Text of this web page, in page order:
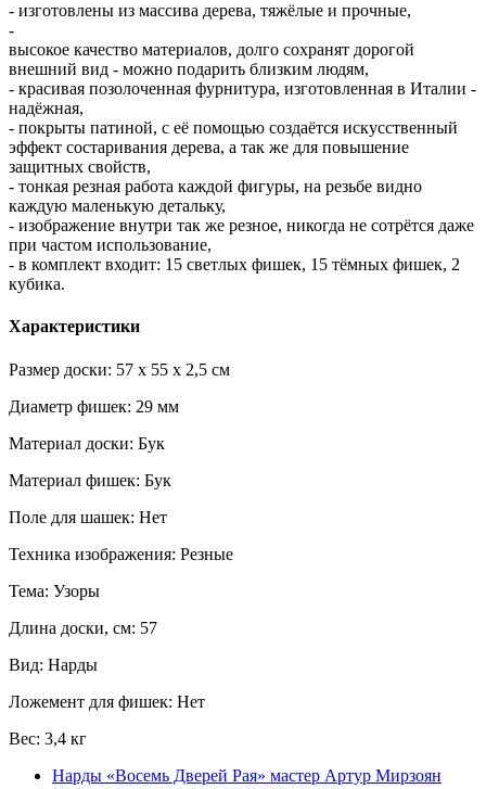
- изготовлены из массива дерева, тяжёлые и прочные,
-
высокое качество материалов, долго сохранят дорогой
внешний вид - можно подарить близким людям,
- красивая позолоченная фурнитура, изготовленная в Италии -
надёжная,
- покрыты патиной, с её помощью создаётся искусственный
эффект состаривания дерева, а так же для повышение
защитных свойств,
- тонкая резная работа каждой фигуры, на резьбе видно
каждую маленькую детальку,
- изображение внутри так же резное, никогда не сотрётся даже
при частом использование,
- в комплект входит: 15 светлых фишек, 15 тёмных фишек, 2
кубика.
Характеристики
Размер доски: 57 x 55 x 2,5 см
Диаметр фишек: 29 мм
Материал доски: Бук
Материал фишек: Бук
Поле для шашек: Нет
Техника изображения: Резные
Тема: Узоры
Длина доски, см: 57
Вид: Нарды
Ложемент для фишек: Нет
Вес: 3,4 кг
Нарды «Восемь Дверей Рая» мастер Артур Мирзоян